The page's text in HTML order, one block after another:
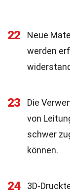
22
Neue
werden
23
Die
von
schwer
können.
24
3D-